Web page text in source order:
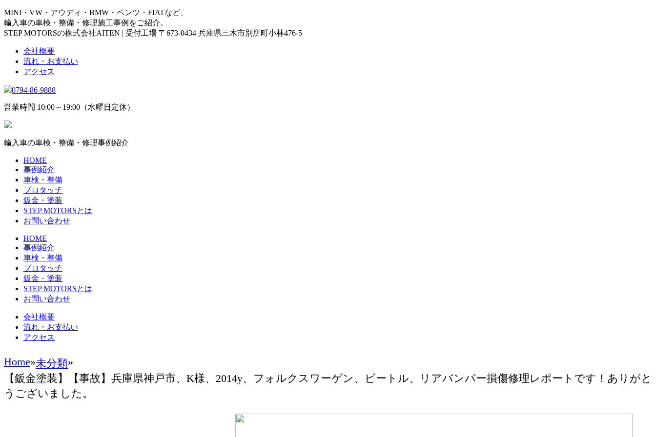
MINI・VW・アウディ・BMW・ベンツ・FIATなど、
輸入車の車検・整備・修理施工事例をご紹介。
STEP MOTORSの株式会社AITEN | 受付工場 〒673-0434 兵庫県三木市別所町小林476-5
会社概要
流れ・お支払い
アクセス
0794-86-9888
営業時間 10:00～19:00（水曜日定休）
輸入車の車検・整備・修理事例紹介
HOME
事例紹介
車検・整備
プロタッチ
鈑金・塗装
STEP MOTORSとは
お問い合わせ
HOME
事例紹介
車検・整備
プロタッチ
鈑金・塗装
STEP MOTORSとは
お問い合わせ
会社概要
流れ・お支払い
アクセス
Home»未分類»
【鈑金塗装】【事故】兵庫県神戸市、K様、2014y、フォルクスワーゲン、ビートル、リアバンパー損傷修理レポートです！ありがと
うございました。